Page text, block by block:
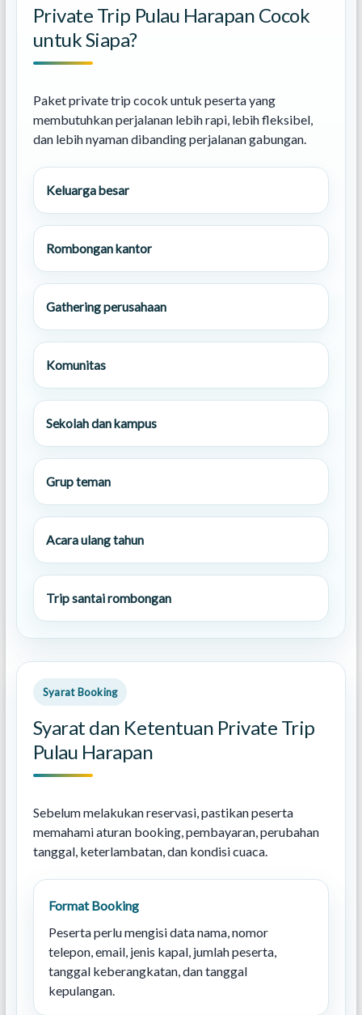
Private Trip Pulau Harapan Cocok
untuk Siapa?
Paket private trip cocok untuk peserta yang
membutuhkan perjalanan lebih rapi, lebih fleksibel,
dan lebih nyaman dibanding perjalanan gabungan.
Keluarga besar
Rombongan kantor
Gathering perusahaan
Komunitas
Sekolah dan kampus
Grup teman
Acara ulang tahun
Trip santai rombongan
Syarat Booking
Syarat dan Ketentuan Private Trip
Pulau Harapan
Sebelum melakukan reservasi, pastikan peserta
memahami aturan booking, pembayaran, perubahan
tanggal, keterlambatan, dan kondisi cuaca.
Format Booking
Peserta perlu mengisi data nama, nomor
telepon, email, jenis kapal, jumlah peserta,
tanggal keberangkatan, dan tanggal
kepulangan.